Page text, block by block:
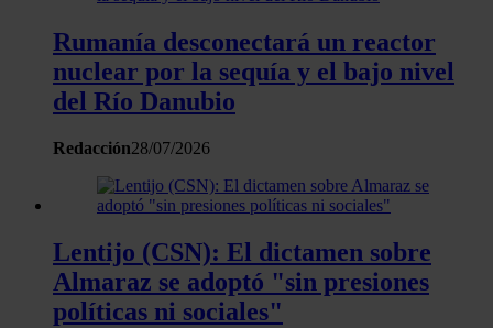
Rumanía desconectará un reactor
nuclear por la sequía y el bajo nivel
del Río Danubio
Redacción28/07/2026
Lentijo (CSN): El dictamen sobre
Almaraz se adoptó "sin presiones
políticas ni sociales"